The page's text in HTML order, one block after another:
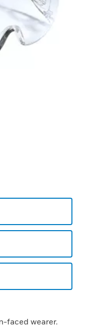
faced wearer.